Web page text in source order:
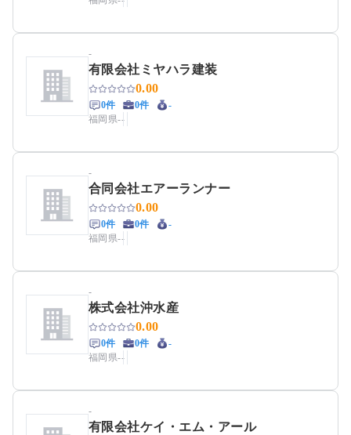
-
有限会社ミヤハラ建装
0.00
0件 0件
-
福岡県--
-
合同会社エアーランナー
0.00
0件 0件
-
福岡県--
-
株式会社沖水産
0.00
0件 0件
-
福岡県--
-
有限会社ケイ・エム・アール